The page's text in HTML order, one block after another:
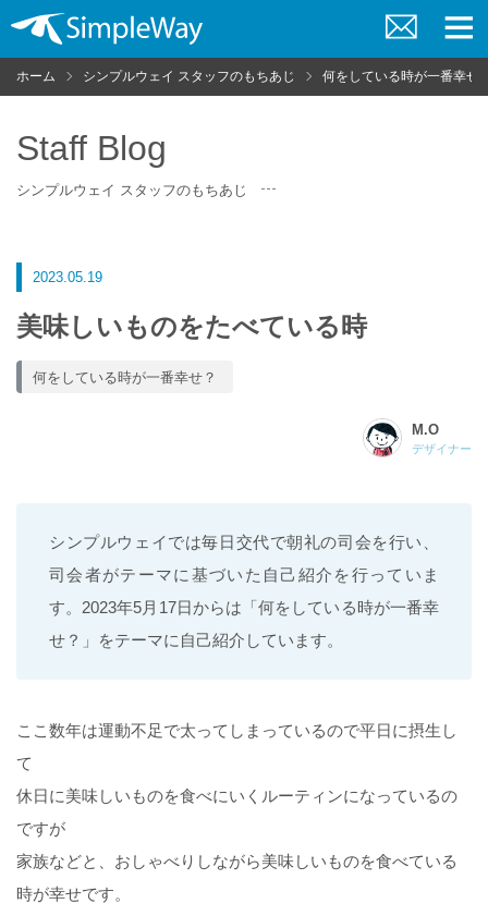
問
い
ニ
ュ
ホーム シンプルウェイ スタッフのもちあじ 何をしている時が一番幸せ
Staff Blog
シンプルウェイ スタッフのもちあじ
2023.05.19
美味しいものをたべている時
何をしている時が一番幸せ？
M.O
デザイナー
シンプルウェイでは毎日交代で朝礼の司会を行い、
司会者がテーマに基づいた自己紹介を行っていま
す。2023年5月17日からは「何をしている時が一番幸
せ？」をテーマに自己紹介しています。
ここ数年は運動不足で太ってしまっているので平日に摂生し
て
休日に美味しいものを食べにいくルーティンになっているの
ですが
家族などと、おしゃべりしながら美味しいものを食べている
時が幸せです。